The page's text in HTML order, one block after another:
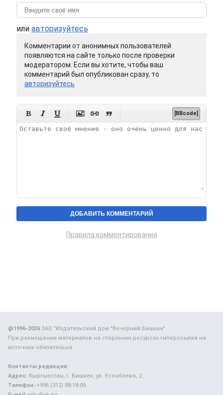
или авторизуйтесь
Комментарии от анонимных пользователей
появляются на сайте только после проверки
модератором. Если вы хотите, чтобы ваш
комментарий был опубликован сразу, то
авторизуйтесь
      [BBcode]
Правила комментирования
@1996-2026ЗАО "Издательский дом "Вечерний Бишкек"
При размещении материалов на сторонних ресурсах гиперссылка на
источник обязательна.
Контакты редакции:
Адрес: Кыргызстан, г. Бишкек, ул. Усенбаева, 2.
Телефон: +996 (312) 88-18-09.